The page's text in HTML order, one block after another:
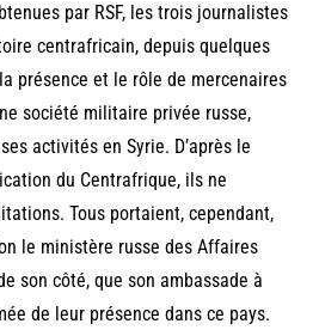
par RSF, les trois journalistes
centrafricain, depuis quelques
présence et le rôle de mercenaires
société militaire privée russe,
activités en Syrie. D’après le
du Centrafrique, ils ne
Tous portaient, cependant,
le ministère russe des Affaires
son côté, que son ambassade à
de leur présence dans ce pays.